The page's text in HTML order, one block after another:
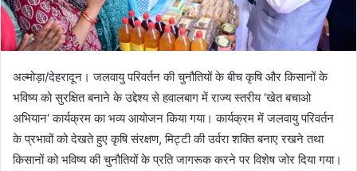
अल्मोड़ा/देहरादून। जलवायु परिवर्तन की चुनौतियों के बीच कृषि और किसानों के
भविष्य को सुरक्षित बनाने के उद्देश्य से हवालबाग में राज्य स्तरीय ‘खेत बचाओ
अभियान‘ कार्यक्रम का भव्य आयोजन किया गया। कार्यक्रम में जलवायु परिवर्तन
के प्रभावों को देखते हुए कृषि संरक्षण, मिट्टी की उर्वरा शक्ति बनाए रखने तथा
किसानों को भविष्य की चुनौतियों के प्रति जागरूक करने पर विशेष जोर दिया गया।